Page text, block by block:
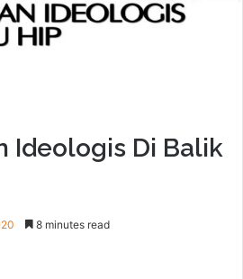
Ideologis Di Balik
8 minutes read